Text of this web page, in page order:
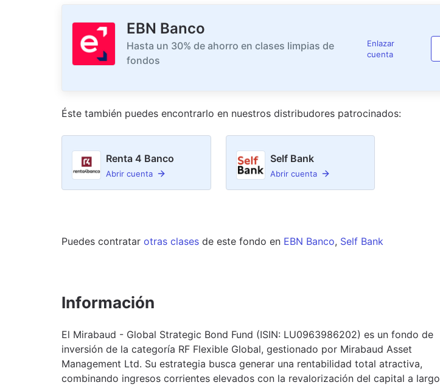
EBN Banco
Hasta un 30% de ahorro en clases limpias de
fondos
Enlazar
cuenta
Éste también puedes encontrarlo en nuestros distribudores patrocinados:
Renta 4 Banco
Abrir cuenta
Self Bank
Abrir cuenta
Puedes contratar otras clases de este fondo en EBN Banco, Self Bank
Información
El Mirabaud - Global Strategic Bond Fund (ISIN: LU0963986202) es un fondo de
inversión de la categoría RF Flexible Global, gestionado por Mirabaud Asset
Management Ltd. Su estrategia busca generar una rentabilidad total atractiva,
combinando ingresos corrientes elevados con la revalorización del capital a largo